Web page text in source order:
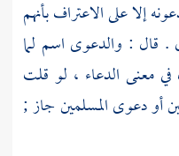
إلا على الاعتراف بأنهم
. قال : والدعوى اسم لما
معنى الدعاء ، لو قلت
أو دعوى المسلمين جاز ;